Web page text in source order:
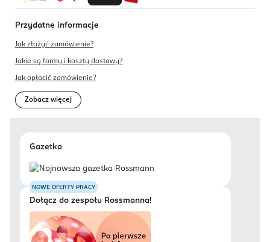
Przydatne informacje
Jak złożyć zamówienie?
Jakie są formy i koszty dostawy?
Jak opłacić zamówienie?
Zobacz więcej
Gazetka
NOWE OFERTY PRACY
Dołącz do zespołu Rossmanna!